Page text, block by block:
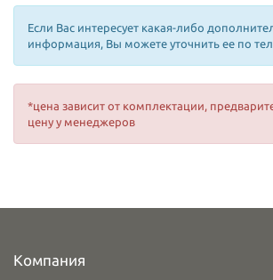
Если Вас интересует какая-либо
информация, Вы можете уточнить ее по
*цена зависит от комплектации,
цену у менеджеров
Компания